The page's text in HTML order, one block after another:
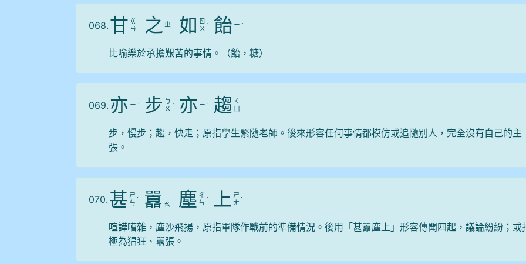
068. 甘 ㄍ
ㄢ
之 ㄓ 如 ㄖ
ㄨ ˊ 飴 ㄧ ˊ
比喻樂於承擔艱苦的事情。（飴，糖）
069. 亦 ㄧ ˋ 步 ㄅ
ㄨ ˋ 亦 ㄧ ˋ 趨 ㄑ
步，慢步；趨，快走；原指學生緊隨老師。後來形容任何事情都模仿或追隨別人，完全沒有自己的主
張。
070. 甚 ㄕ
ㄣ ˋ 囂 ㄒ
ㄧ
ㄠ 塵 ㄔ
ㄣ ˊ 上 ㄕ
ㄤ ˋ
喧譁嘈雜，塵沙飛揚，原指軍隊作戰前的準備情況。後用「甚囂塵上」形容傳聞四起，議論紛紛；或
極為猖狂、囂張。